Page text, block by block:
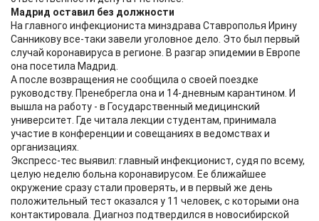
Мадрид оставил без должности
На главного инфекциониста минздрава Ставрополья Ирину
Санникову все-таки завели уголовное дело. Это был первый
случай коронавируса в регионе. В разгар эпидемии в Европе
она посетила Мадрид.
А после возвращения не сообщила о своей поездке
руководству. Пренебрегла она и 14-дневным карантином. И
вышла на работу - в Государственный медицинский
университет. Где читала лекции студентам, принимала
участие в конференции и совещаниях в ведомствах и
организациях.
Экспресс-тес выявил: главный инфекционист, судя по всему,
целую неделю больна коронавирусом. Ее ближайшее
окружение сразу стали проверять, и в первый же день
положительный тест оказался у 11 человек, с которыми она
контактировала. Диагноз подтвердился в новосибирской